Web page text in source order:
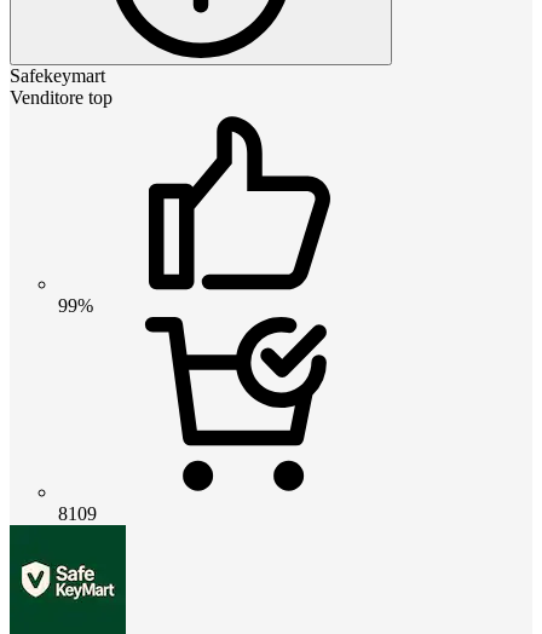
Safekeymart
Venditore top
99%
8109